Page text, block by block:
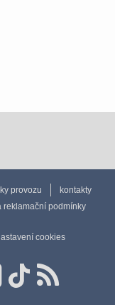
provozu
kontakty
reklamační podmínky
cookies